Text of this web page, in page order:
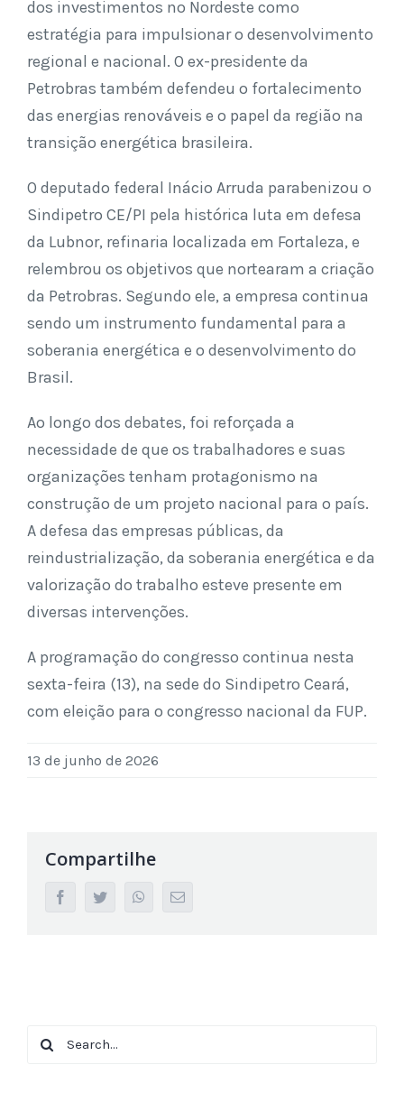
dos investimentos no Nordeste como
estratégia para impulsionar o desenvolvimento
regional e nacional. O ex-presidente da
Petrobras também defendeu o fortalecimento
das energias renováveis e o papel da região na
transição energética brasileira.
O deputado federal Inácio Arruda parabenizou o
Sindipetro CE/PI pela histórica luta em defesa
da Lubnor, refinaria localizada em Fortaleza, e
relembrou os objetivos que nortearam a criação
da Petrobras. Segundo ele, a empresa continua
sendo um instrumento fundamental para a
soberania energética e o desenvolvimento do
Brasil.
Ao longo dos debates, foi reforçada a
necessidade de que os trabalhadores e suas
organizações tenham protagonismo na
construção de um projeto nacional para o país.
A defesa das empresas públicas, da
reindustrialização, da soberania energética e da
valorização do trabalho esteve presente em
diversas intervenções.
A programação do congresso continua nesta
sexta-feira (13), na sede do Sindipetro Ceará,
com eleição para o congresso nacional da FUP.
13 de junho de 2026
Compartilhe
facebooktwitter whatsappEmail
Search